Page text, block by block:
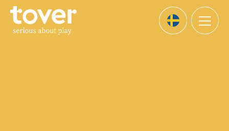
Hoppa till huvudinnehållet
Languages
Menu